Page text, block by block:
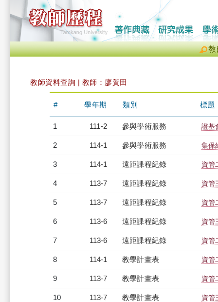
教
教師資料查詢 | 教師：廖賀田
# 學年期 類別 標題
1 111-2 參與學術服務 證基
2 114-1 參與學術服務 集保
3 114-1 遠距課程紀錄 資管
4 113-7 遠距課程紀錄 資管
5 113-7 遠距課程紀錄 資管
6 113-6 遠距課程紀錄 資管
7 113-6 遠距課程紀錄 資管
8 114-1 教學計畫表 資管
9 113-7 教學計畫表 資管
10 113-7 教學計畫表 資管